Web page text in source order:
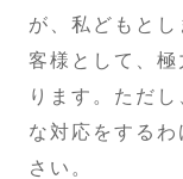
が、私どもと
客様として、
ります。ただ
な対応をする
さい。